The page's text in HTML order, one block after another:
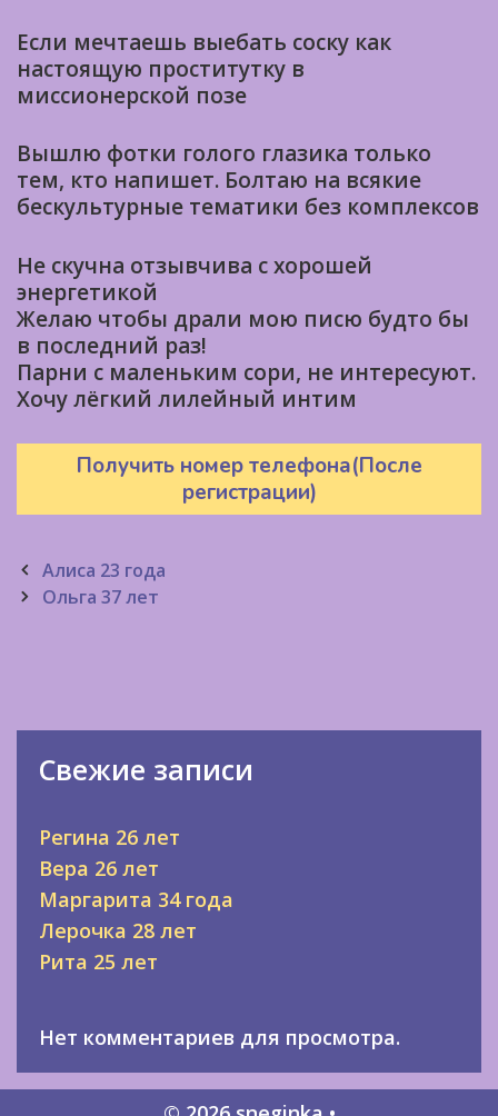
Если мечтаешь выебать соску как
настоящую проститутку в
миссионерской позе
Вышлю фотки голого глазика только
тем, кто напишет. Болтаю на всякие
бескультурные тематики без комплексов
Не скучна отзывчива с хорошей
энергетикой
Желаю чтобы драли мою писю будто бы
в последний раз!
Парни с маленьким сори, не интересуют.
Хочу лёгкий лилейный интим
Получить номер телефона(После
регистрации)
Post
navigation
Алиса 23 года
Ольга 37 лет
Свежие записи
Регина 26 лет
Вера 26 лет
Маргарита 34 года
Лерочка 28 лет
Рита 25 лет
Нет комментариев для просмотра.